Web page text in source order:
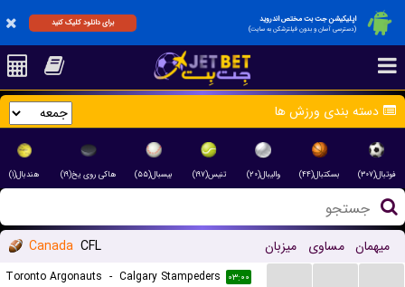
اپلیکیشن جت بت مختص اندروید
(دسترسی آسان و بدون فیلترشکن به سایت)
برای دانلود کلیک کنید
دسته بندی ورزش ها
فوتبال(۳۰۷) بسکتبال(۴۴) والیبال(۲۰) تنیس(۱۹۷) بیسبال(۵۵) هاکی روی یخ(۱۹) هندبال(۱)
Canada CFL میزبان مساوی میهمان
Toronto Argonauts - Calgary Stampeders ۰۳:۰۰